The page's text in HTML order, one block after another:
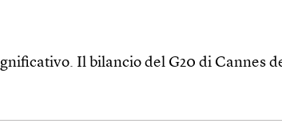
Il bilancio del G20 di Cannes